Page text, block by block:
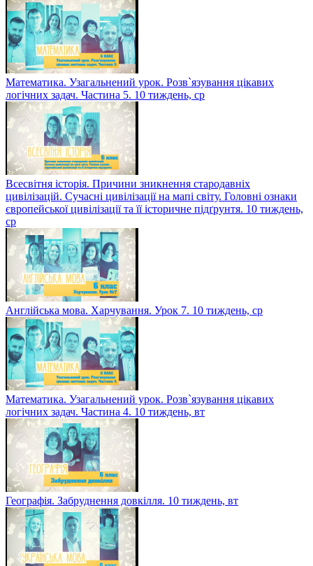
Математика. Узагальнений урок. Розв`язування цікавих
логічних задач. Частина 5. 10 тиждень, ср
Всесвітня історія. Причини зникнення стародавніх
цивілізацій. Сучасні цивілізації на мапі світу. Головні ознаки
європейської цивілізації та її історичне підґрунтя. 10 тиждень,
ср
Англійська мова. Харчування. Урок 7. 10 тиждень, ср
Математика. Узагальнений урок. Розв`язування цікавих
логічних задач. Частина 4. 10 тиждень, вт
Географія. Забруднення довкілля. 10 тиждень, вт